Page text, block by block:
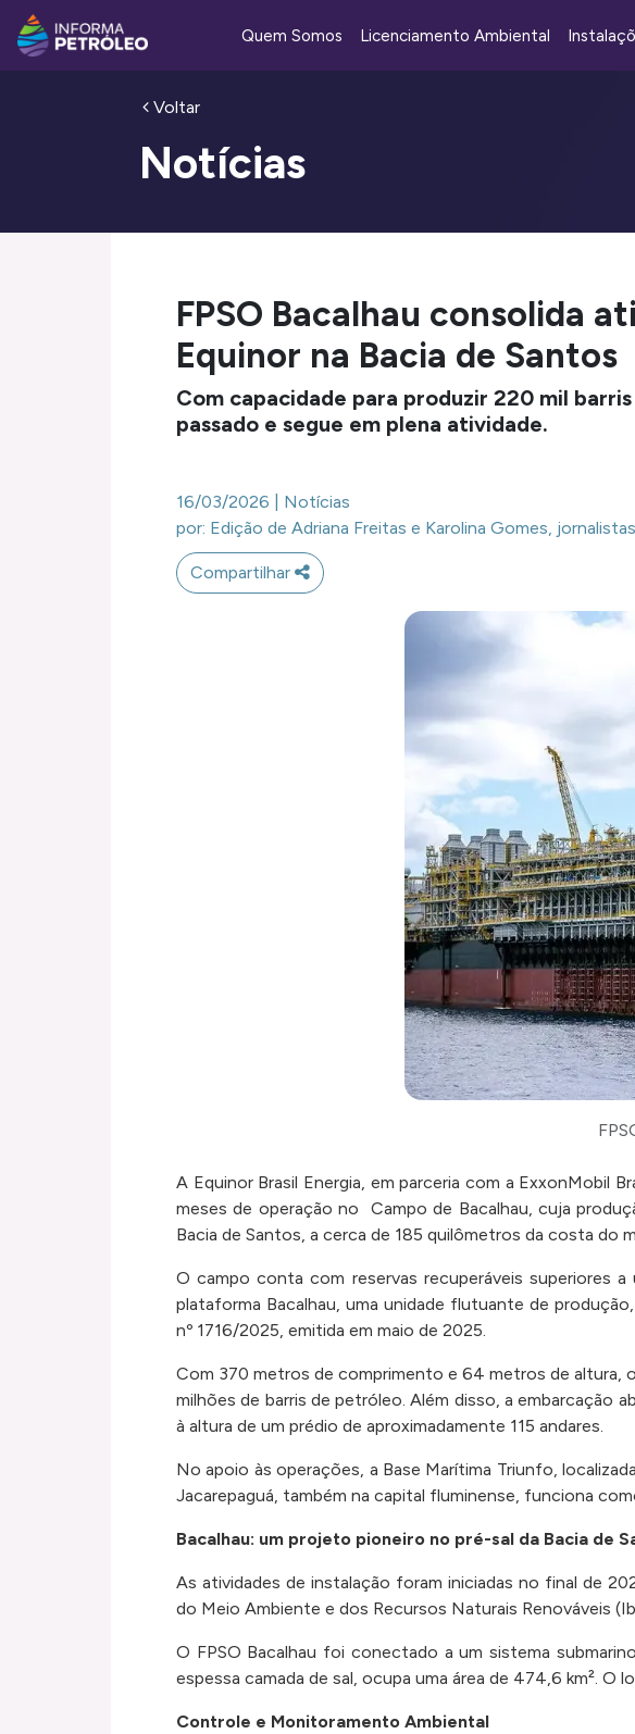
Quem Somos Licenciamento Ambiental
Voltar
Notícias
FPSO Bacalhau consolida
Equinor na Bacia de Santos
Com capacidade para produzir 220 mil
passado e segue em plena atividade.
16/03/2026 | Notícias
por: Edição de Adriana Freitas e Karolina Gomes,
Compartilhar
A Equinor Brasil Energia, em parceria com a ExxonMobil
meses de operação no Campo de Bacalhau, cuja
Bacia de Santos, a cerca de 185 quilômetros da costa do
O campo conta com reservas recuperáveis superiores
plataforma Bacalhau, uma unidade flutuante de
nº 1716/2025, emitida em maio de 2025.
Com 370 metros de comprimento e 64 metros de altura,
milhões de barris de petróleo. Além disso, a embarcação
à altura de um prédio de aproximadamente 115 andares.
No apoio às operações, a Base Marítima Triunfo,
Jacarepaguá, também na capital fluminense, funciona
Bacalhau: um projeto pioneiro no pré-sal da Bacia de
As atividades de instalação foram iniciadas no final de
do Meio Ambiente e dos Recursos Naturais Renováveis
O FPSO Bacalhau foi conectado a um sistema
espessa camada de sal, ocupa uma área de 474,6 km².
Controle e Monitoramento Ambiental